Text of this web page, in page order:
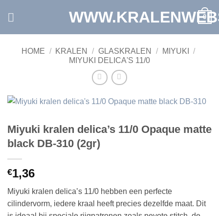
0
HOME / KRALEN / GLASKRALEN / MIYUKI
/
MIYUKI DELICA'S 11/0
Miyuki kralen delica’s 11/0 Opaque matte
black DB-310 (2gr)
€1,36
Miyuki kralen delica’s 11/0 hebben een perfecte
cilindervorm, iedere kraal heeft precies dezelfde maat. Dit